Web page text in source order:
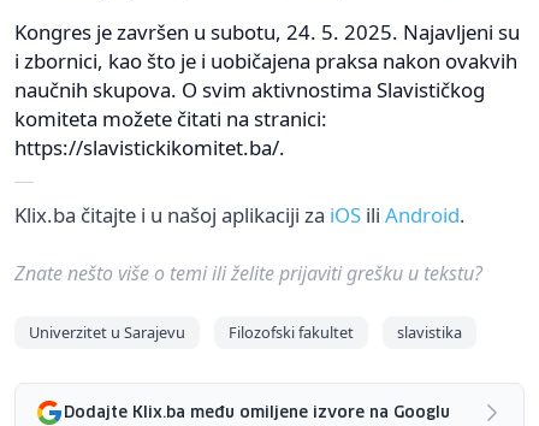
Kongres je završen u subotu, 24. 5. 2025. Najavljeni su
i zbornici, kao što je i uobičajena praksa nakon ovakvih
naučnih skupova. O svim aktivnostima Slavističkog
komiteta možete čitati na stranici:
https://slavistickikomitet.ba/.
Klix.ba čitajte i u našoj aplikaciji za iOS ili Android.
Znate nešto više o temi ili želite prijaviti grešku u tekstu?
Univerzitet u Sarajevu Filozofski fakultet slavistika
Dodajte Klix.ba među omiljene izvore na Googlu